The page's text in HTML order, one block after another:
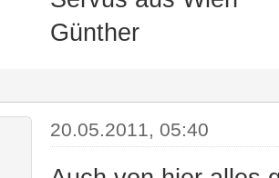
Günther
20.05.2011, 05:40